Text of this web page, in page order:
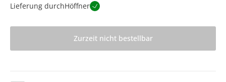
Lieferung durchHöffner
Zurzeit nicht bestellbar